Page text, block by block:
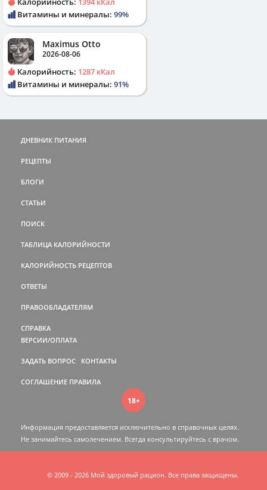
Витамины и минералы: 99%
Maximus Otto
2026-08-06
Калорийность: 1287 кКал
Витамины и минералы: 91%
ДНЕВНИК ПИТАНИЯ
РЕЦЕПТЫ
БЛОГИ
СТАТЬИ
ПОИСК
ТАБЛИЦА КАЛОРИЙНОСТИ
КАЛОРИЙНОСТЬ РЕЦЕПТОВ
ОТВЕТЫ
ПРАВООБЛАДАТЕЛЯМ
СПРАВКА
ВЕРСИИ/ОПЛАТА
ЗАДАТЬ ВОПРОС КОНТАКТЫ
СОГЛАШЕНИЕ ПРАВИЛА
18+
Информация предоставляется исключительно в справочных целях.
Не занимайтесь самолечением. Всегда консультируйтесь c врачом.
© 2009 - 2026 Мой здоровый рацион. Все права защищены.